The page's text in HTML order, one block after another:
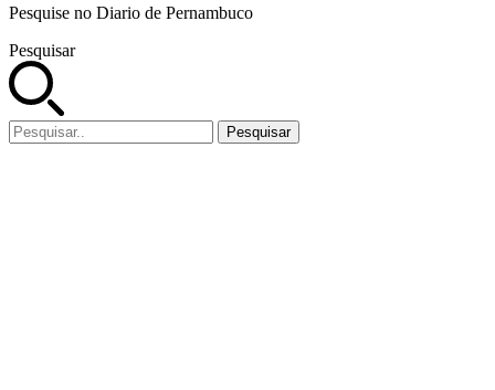
Pesquise no Diario de Pernambuco
Pesquisar
Pesquisar